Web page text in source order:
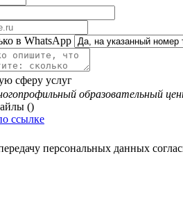
в WhatsApp
сферу услуг
образовательный
()
ссылке
персональных данных